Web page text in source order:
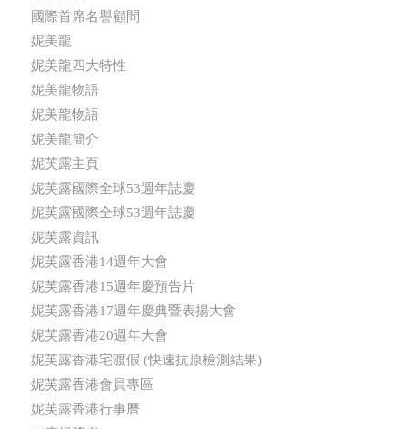
國際首席名譽顧問
妮美龍
妮美龍四大特性
妮美龍物語
妮美龍物語
妮美龍簡介
妮芙露主頁
妮芙露國際全球53週年誌慶
妮芙露國際全球53週年誌慶
妮芙露資訊
妮芙露香港14週年大會
妮芙露香港15週年慶預告片
妮芙露香港17週年慶典暨表揚大會
妮芙露香港20週年大會
妮芙露香港宅渡假 (快速抗原檢測結果)
妮芙露香港會員專區
妮芙露香港行事曆